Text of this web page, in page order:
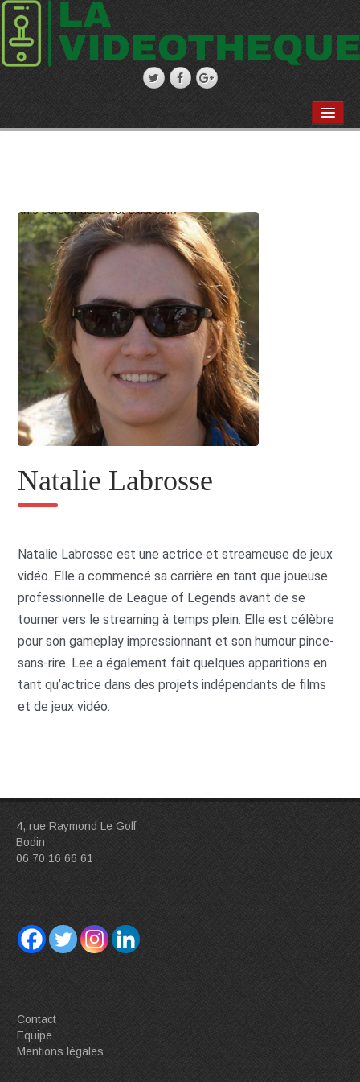
Natalie Labrosse
Natalie Labrosse est une actrice et streameuse de jeux
vidéo. Elle a commencé sa carrière en tant que joueuse
professionnelle de League of Legends avant de se
tourner vers le streaming à temps plein. Elle est célèbre
pour son gameplay impressionnant et son humour pince-
sans-rire. Lee a également fait quelques apparitions en
tant qu’actrice dans des projets indépendants de films
et de jeux vidéo.
4, rue Raymond Le Goff
Bodin
06 70 16 66 61
Contact
Equipe
Mentions légales